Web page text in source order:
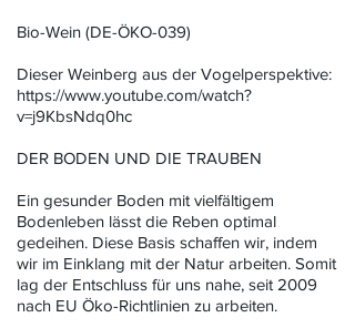
Bio-Wein (DE-ÖKO-039)
Dieser Weinberg aus der Vogelperspektive:
https://www.youtube.com/watch?
v=j9KbsNdq0hc
DER BODEN UND DIE TRAUBEN
Ein gesunder Boden mit vielfältigem
Bodenleben lässt die Reben optimal
gedeihen. Diese Basis schaffen wir, indem
wir im Einklang mit der Natur arbeiten. Somit
lag der Entschluss für uns nahe, seit 2009
nach EU Öko-Richtlinien zu arbeiten.​